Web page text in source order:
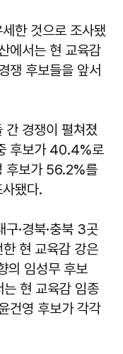
한 것으로 조사됐
에서는 현 교육감
쟁 후보들을 앞서
간 경쟁이 펼쳐졌
후보가 40.4%로
후보가 56.2%를
됐다.
·경북·충북 3곳
현 교육감 강은
의 임성무 후보
현 교육감 임종
건영 후보가 각각